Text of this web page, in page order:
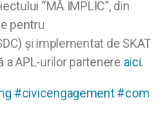
“MĂ IMPLIC”, din
pentru
și implementat de SKAT
APL-urilor partenere aici.
#civicengagement #com